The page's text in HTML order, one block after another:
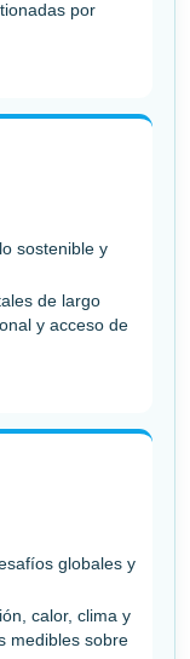
por
sostenible y
de largo
y acceso de
globales y
calor, clima y
medibles sobre